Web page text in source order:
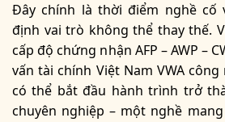
Đây chính là thời điểm nghề cố
định vai trò không thể thay thế.
cấp độ chứng nhận AFP – AWP –
vấn tài chính Việt Nam VWA
có thể bắt đầu hành trình trở
chuyên nghiệp – một nghề